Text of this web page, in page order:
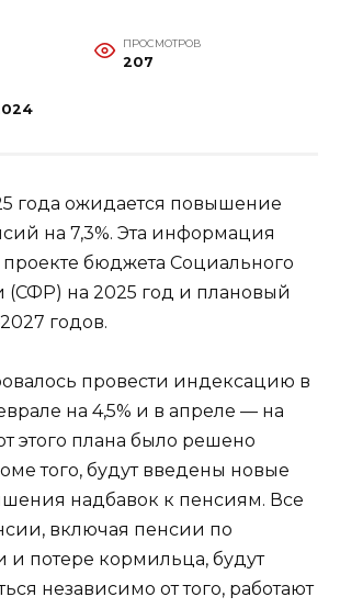
ПРОСМОТРОВ
207
года ожидается повышение
на 7,3%. Эта информация
бюджета Социального
(СФР) на 2025 год и плановый
годов.
провести индексацию в
на 4,5% и в апреле — на
этого плана было решено
того, будут введены новые
надбавок к пенсиям. Все
включая пенсии по
и потере кормильца, будут
независимо от того, работают